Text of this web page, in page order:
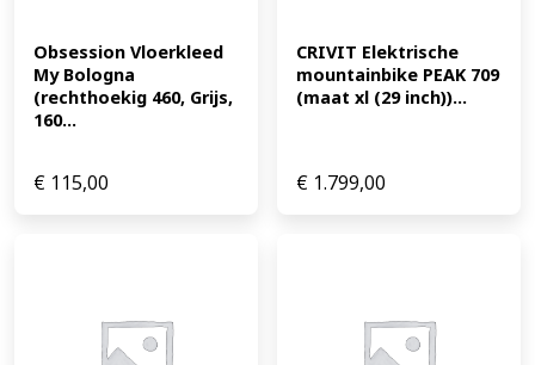
Obsession Vloerkleed
My Bologna
(rechthoekig 460, Grijs,
160...
€ 115,00
CRIVIT Elektrische
mountainbike PEAK 709
(maat xl (29 inch))...
€ 1.799,00